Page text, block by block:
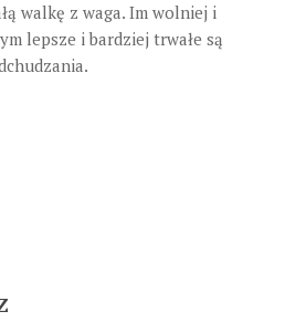
walkę z waga. Im wolniej i
lepsze i bardziej trwałe są